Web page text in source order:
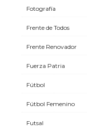
Fotografía
Frente de Todos
Frente Renovador
Fuerza Patria
Fútbol
Fútbol Femenino
Futsal